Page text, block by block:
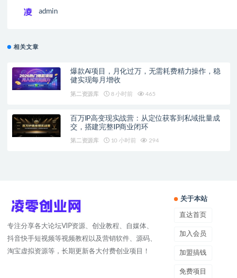
admin
相关文章
爆款Ai项目，月化过万，无需耗费精力操作，稳
健实现每月增收
第二资源库 8 小时前 465
百万IP高变现实战营：从定位获客到私域批量成
交，搭建完整IP商业闭环
第二资源库 10 小时前 294
专注分享各大论坛VIP资源、创业教程、自媒体、
抖音快手短视频等视频教程以及营销软件、源码、
淘宝虚拟资源等，长期更新各大付费创业项目！
关于本站
直达首页
加入会员
加盟搞钱
免费项目